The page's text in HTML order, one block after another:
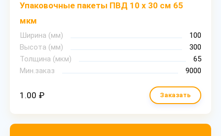
Упаковочные пакеты ПВД 10 х 30 см 65
мкм
Ширина (мм)
100
Высота (мм)
300
Толщина (мкм)
65
Мин.заказ
9000
1.00 ₽ Заказать